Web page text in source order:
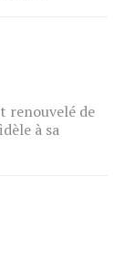
renouvelé de
à sa